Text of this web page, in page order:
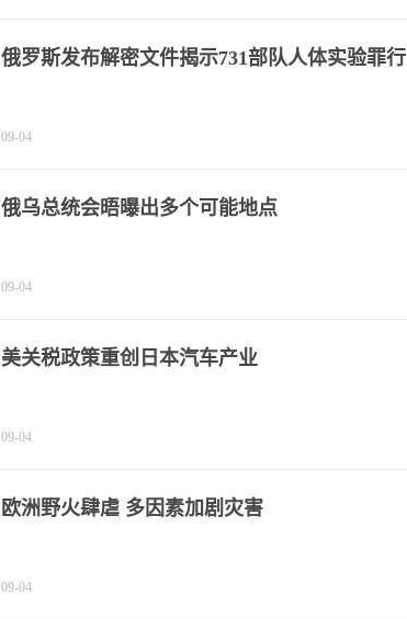
俄罗斯发布解密文件揭示731部队人体实验罪行
09-04
俄乌总统会晤曝出多个可能地点
09-04
美关税政策重创日本汽车产业
09-04
欧洲野火肆虐 多因素加剧灾害
09-04